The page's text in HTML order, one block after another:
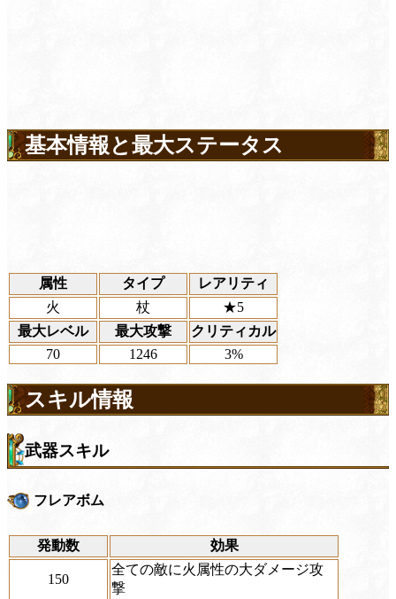
基本情報と最大ステータス
属性 タイプ
レアリティ
火
杖
★5
最大レベル
最大攻撃
クリティカル
70
1246 3%
スキル情報
武器スキル
フレアボム
発動数 効果
150
全ての敵に火属性の大ダメージ攻
撃